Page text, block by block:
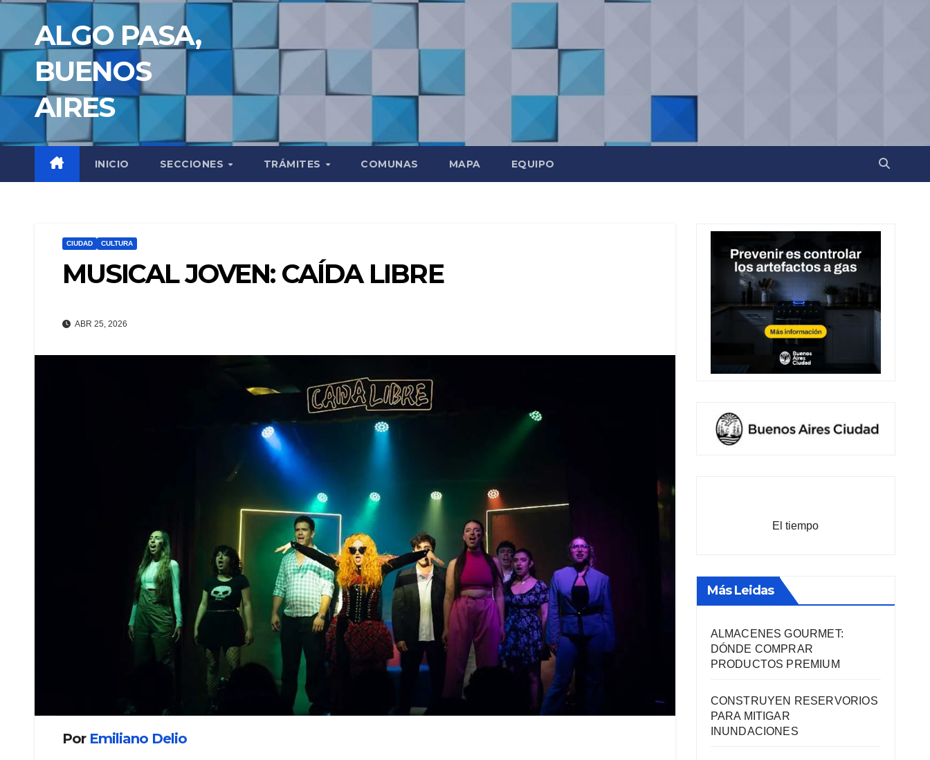
Saltar
contenidoALGO PASA,
BUENOS
AIRES
INICIO SECCIONES TRÁMITES COMUNAS MAPA EQUIPO
CIUDAD CULTURA
MUSICAL JOVEN: CAÍDA LIBRE
ABR 25, 2026
Por Emiliano Delio
El tiempo
Más Leidas
ALMACENES GOURMET:
DÓNDE COMPRAR
PRODUCTOS PREMIUM
CONSTRUYEN RESERVORIOS
PARA MITIGAR
INUNDACIONES